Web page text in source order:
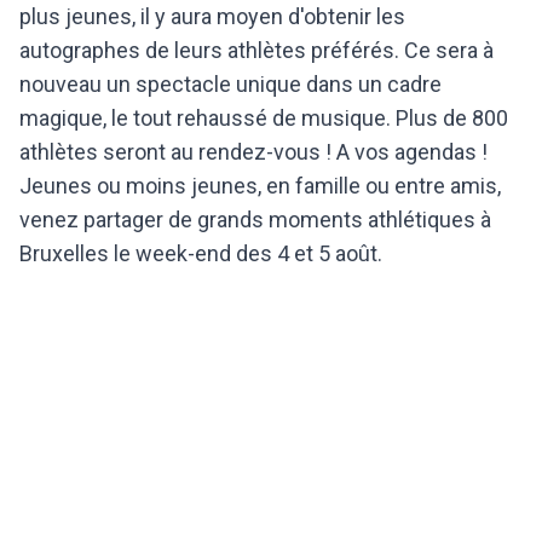
plus jeunes, il y aura moyen d'obtenir les
autographes de leurs athlètes préférés. Ce sera à
nouveau un spectacle unique dans un cadre
magique, le tout rehaussé de musique. Plus de 800
athlètes seront au rendez-vous ! A vos agendas !
Jeunes ou moins jeunes, en famille ou entre amis,
venez partager de grands moments athlétiques à
Bruxelles le week-end des 4 et 5 août.